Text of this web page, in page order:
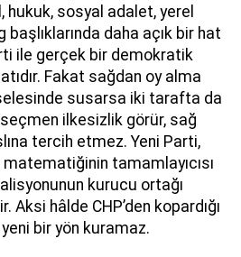
hukuk, sosyal adalet, yerel
daha açık bir hat
ile gerçek bir demokratik
Fakat sağdan oy alma
susarsa iki tarafta da
ilkesizlik görür, sağ
tercih etmez. Yeni Parti,
tamamlayıcısı
kurucu ortağı
hâlde CHP’den kopardığı
bir yön kuramaz.